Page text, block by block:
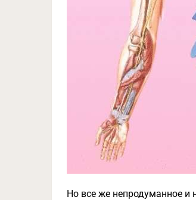
Но все же непродуманное и